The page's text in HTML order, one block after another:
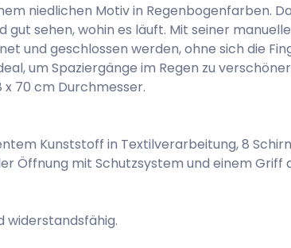
niedlichen Motiv in Regenbogenfarben.
gut sehen, wohin es läuft. Mit seiner
und geschlossen werden, ohne sich die
um Spaziergänge im Regen zu
70 cm Durchmesser.
Kunststoff in Textilverarbeitung, 8
Öffnung mit Schutzsystem und einem Griff
widerstandsfähig.